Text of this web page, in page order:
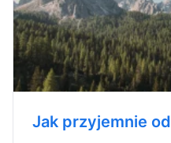
Jak przyjemnie